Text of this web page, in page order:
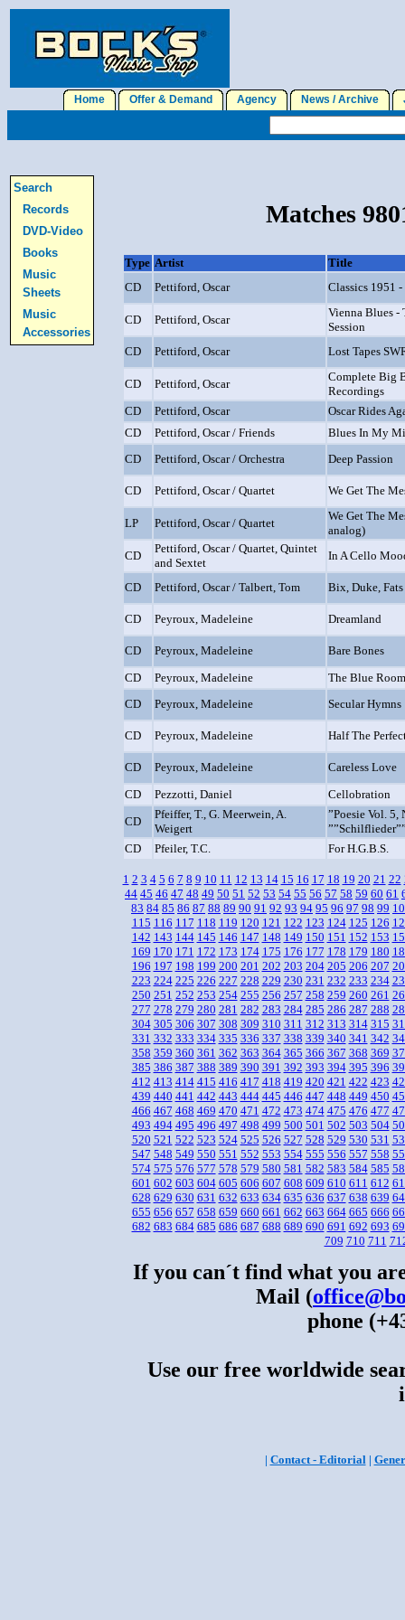
Home Offer & Demand Agency News / Archive
Search
Records
DVD-Video
Books
Music
Sheets
Music
Accessories
Matches
Type Artist
Title
CD
Pettiford, Oscar Classics 1951
CD Pettiford, Oscar
Vienna Blues -
Session
CD
Pettiford, Oscar Lost Tapes
CD Pettiford, Oscar
Complete Big
Recordings
CD
Pettiford, Oscar
Oscar Rides
CD
Pettiford, Oscar / Friends
Blues In My
CD
Pettiford, Oscar / Orchestra Deep Passion
CD Pettiford, Oscar / Quartet We Get The
LP Pettiford, Oscar / Quartet
We Get The
analog)
CD
Pettiford, Oscar / Quartet, Quintet
and Sextet
In A Cello
CD Pettiford, Oscar / Talbert, Tom Bix, Duke,
CD Peyroux, Madeleine Dreamland
CD Peyroux, Madeleine
Bare Bones
CD
Peyroux, Madeleine
The Blue Room
CD
Peyroux, Madeleine Secular Hymns
CD Peyroux, Madeleine Half The
CD Peyroux, Madeleine
Careless Love
CD
Pezzotti, Daniel
Cellobration
CD
Pfeiffer, T., G. Meerwein, A.
Weigert
”Poesie Vol. 5,
CD
Pfeiler, T.C. For H.G.B.S.
1 2 3 4 5 6 7 8 9 10 11 12 13 14 15 16 17 18 19 20 21 22
44 45 46 47 48 49 50 51 52 53 54 55 56 57 58 59 60 61
83 84 85 86 87 88 89 90 91 92 93 94 95 96 97 98 99
115 116 117 118 119 120 121 122 123 124 125 126
142 143 144 145 146 147 148 149 150 151 152 153
169 170 171 172 173 174 175 176 177 178 179 180
196 197 198 199 200 201 202 203 204 205 206 207
223 224 225 226 227 228 229 230 231 232 233 234
250 251 252 253 254 255 256 257 258 259 260 261
277 278 279 280 281 282 283 284 285 286 287 288
304 305 306 307 308 309 310 311 312 313 314 315
331 332 333 334 335 336 337 338 339 340 341 342
358 359 360 361 362 363 364 365 366 367 368 369
385 386 387 388 389 390 391 392 393 394 395 396
412 413 414 415 416 417 418 419 420 421 422 423
439 440 441 442 443 444 445 446 447 448 449 450
466 467 468 469 470 471 472 473 474 475 476 477
493 494 495 496 497 498 499 500 501 502 503 504
520 521 522 523 524 525 526 527 528 529 530 531
547 548 549 550 551 552 553 554 555 556 557 558
574 575 576 577 578 579 580 581 582 583 584 585
601 602 603 604 605 606 607 608 609 610 611 612
628 629 630 631 632 633 634 635 636 637 638 639
655 656 657 658 659 660 661 662 663 664 665 666
682 683 684 685 686 687 688 689 690 691 692 693
709 710 711
If you can´t find what you
Mail (
phone
Use our free worldwide
| Contact - Editorial|